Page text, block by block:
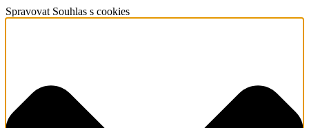
Spravovat Souhlas s cookies